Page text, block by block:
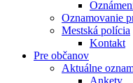
Oznamovanie
Mestská polícia
Kontakt
Pre občanov
Aktuálne
Ankety